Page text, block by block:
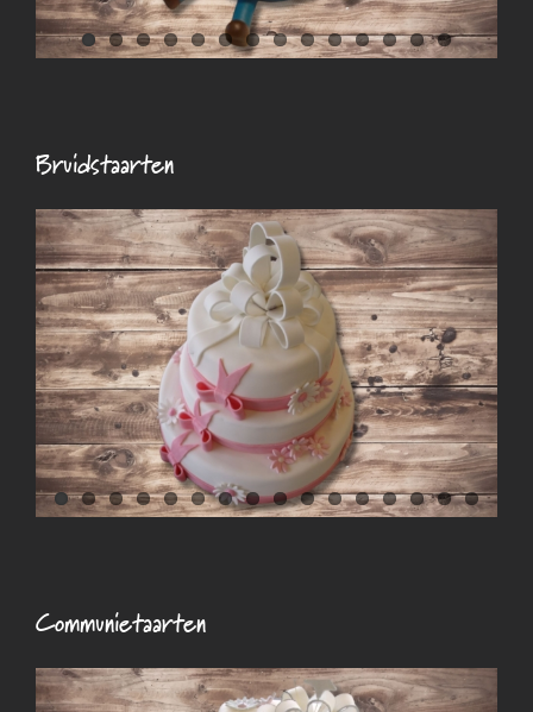
Bruidstaarten
Communietaarten